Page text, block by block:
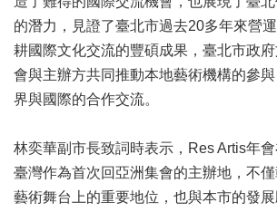
歷
年
文
化
節
廉
政
專
的潛力，見證了臺北市過去20多年來營
耕國際文化交流的豐碩成果，臺北市政
會與主辦方共同推動本地藝術機構的參
界與國際的合作交流。
林奕華副市長致詞時表示，Res Artis年
臺灣作為首次回亞洲集會的主辦地，不
藝術舞台上的重要地位，也與本市的發